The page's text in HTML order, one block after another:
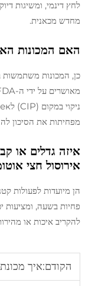
מחדש מכאנית.
האם המכונות
מפחיתות את הסיכון לה загזה.
איזה גדלים או
אירוסול חצי
פחיות בשעה,
להקריב איכות או
הקודם:איך מכונת מילוי